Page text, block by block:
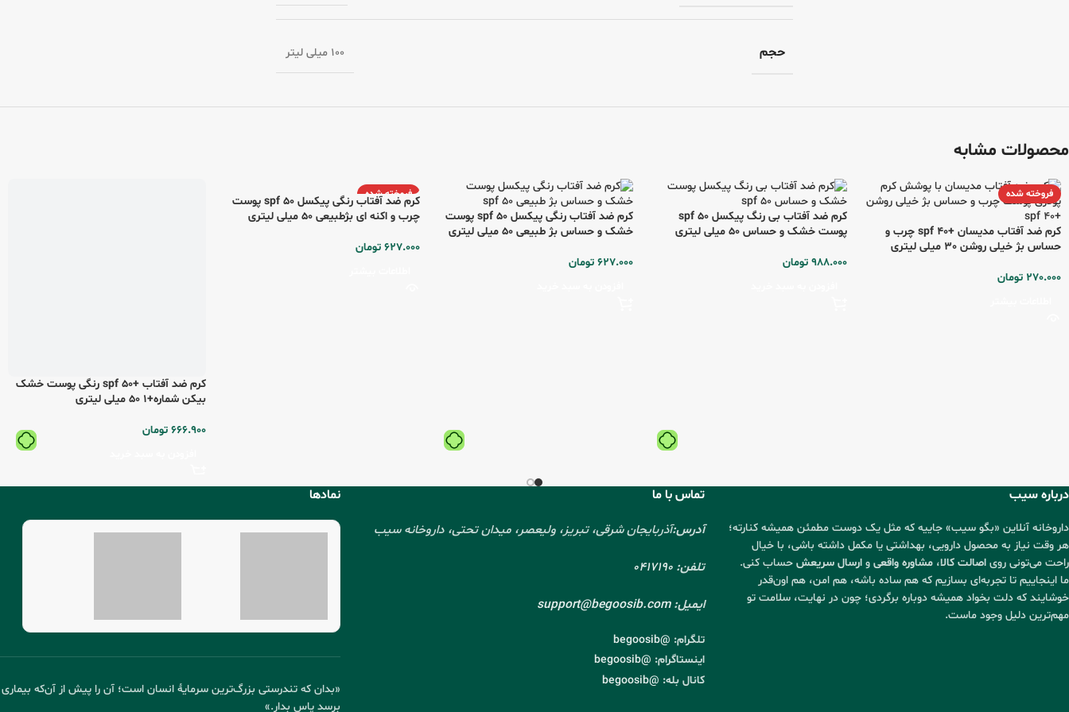
حجم 100 میلی لیتر
محصولات مشابه
فروخته شده
کرم ضد آفتاب مدیسان +spf 40 چرب و
حساس بژ خیلی روشن 30 میلی لیتری
270.000 تومان
کرم ضد آفتاب بی رنگ پیکسل spf 50
پوست خشک و حساس 50 میلی لیتری
988.000 تومان
کرم ضد آفتاب رنگی پیکسل spf 50 پوست
خشک و حساس بژ طبیعی 50 میلی لیتری
627.000 تومان
فروخته شده
کرم ضد آفتاب رنگی پیکسل spf 50 پوست
چرب و اکنه ای بژطبیعی 50 میلی لیتری
627.000 تومان
درباره سیب
داروخانه آنلاین «بگو سیب» جاییه که مثل یک دوست مطمئن همیشه کنارته؛
هر وقت نیاز به محصول دارویی، بهداشتی یا مکمل داشته باشی، با خیال
راحت می‌تونی روی اصالت کالا، مشاوره واقعی و ارسال سریعش حساب کنی.
ما اینجاییم تا تجربه‌ای بسازیم که هم ساده باشه، هم امن، هم اون‌قدر
خوشایند که دلت بخواد همیشه دوباره برگردی؛ چون در نهایت، سلامت تو
مهم‌ترین دلیل وجود ماست.
تماس با ما
آدرس:آذربایجان شرقی، تبریز، ولیعصر، میدان تحتی، داروخانه سیب
تلفن: 0417190
ایمیل: support@begoosib.com
تلگرام: @begoosib
اینستاگرام: @begoosib
کانال بله: @begoosib
نمادها
«بدان که تندرستی بزرگ‌ترین سرمایهٔ انسان است؛ آن را پیش از آن‌که بیماری
برسد پاس بدار.»